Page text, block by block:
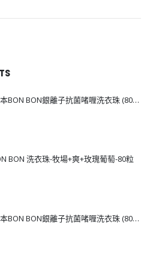
[J206232] 日本BON BON銀離子抗菌啫喱洗衣珠 (80粒)
BON 洗衣珠-牧場+爽+玫瑰葡萄-80粒
[J111043] 日本BON BON銀離子抗菌啫喱洗衣珠 (80粒)